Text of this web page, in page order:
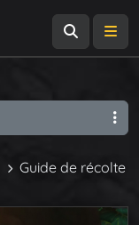
Guide de récolte